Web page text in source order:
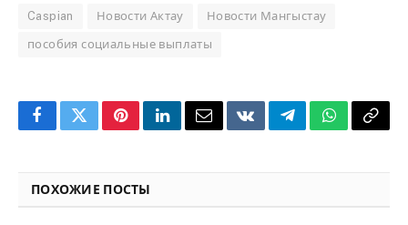
Caspian Новости Актау Новости Мангыстау
пособия социальные выплаты
FacebookTwitterPinterestLinkedInEmailVKontakteTelegramWhatsApp
Copy
ПОХОЖИЕ ПОСТЫ